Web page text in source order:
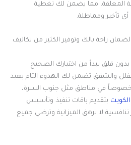
المعلقة، مما يضمن لك تغطية
تأخير ومماطلة.
راحة بالك وتوفير الكثير من تكاليف
بدون قلق يبدأ من اختيارك الصحيح
والشقق تضمن لك الهدوء التام بعيد
خصوصاً في مناطق مثل جنوب السرة،
بتقديم باقات تنفيذ وتأسيس
لا ترهق الميزانية وترضي جميع